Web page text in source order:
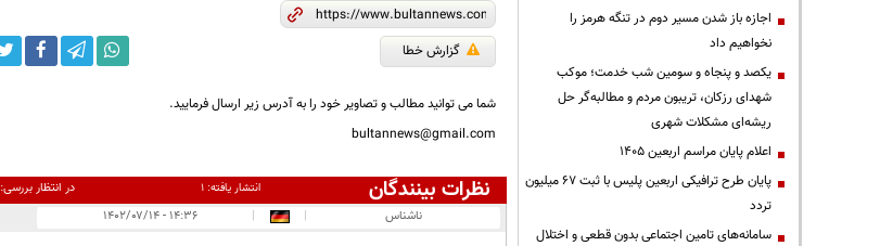
گزارش خطا
شما می توانید مطالب و تصاویر خود را به آدرس زیر ارسال فرمایید.
bultannews@gmail.com
نظرات بینندگان انتشار یافته:۱ در انتظار بررسی:
ناشناس |
| ۱۴:۳۶ - ۱۴۰۲/۰۷/۱۴
اجازه باز شدن مسیر دوم در تنگه هرمز را
نخواهیم داد
یکصد و پنجاه و سومین شب خدمت؛ موکب
شهدای رزکان، تریبون مردم و مطالبه‌گر حل
ریشه‌ای مشکلات شهری
اعلام پایان مراسم اربعین ۱۴۰۵
پایان طرح ترافیکی اربعین پلیس با ثبت ۶۷ میلیون
تردد
سامانه‌های تامین اجتماعی بدون قطعی و اختلال